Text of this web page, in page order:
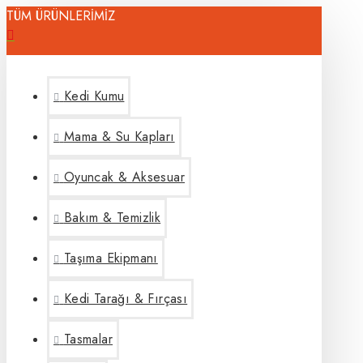
TÜM ÜRÜNLERİMİZ
Kedi Kumu
Mama & Su Kapları
Oyuncak & Aksesuar
Bakım & Temizlik
Taşıma Ekipmanı
Kedi Tarağı & Fırçası
Tasmalar